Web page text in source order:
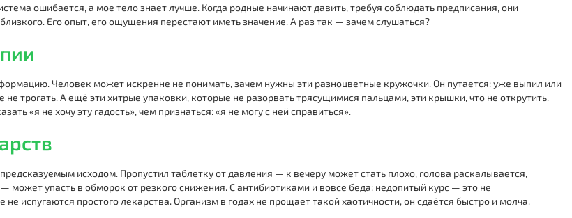
ошибается, а мое тело знает лучше. Когда родные начинают давить, требуя соблюдать предписания, они
Его опыт, его ощущения перестают иметь значение. А раз так — зачем слушаться?
Человек может искренне не понимать, зачем нужны эти разноцветные кружочки. Он путается: уже выпил или
трогать. А ещё эти хитрые упаковки, которые не разорвать трясущимися пальцами, эти крышки, что не открутить.
«я не хочу эту гадость», чем признаться: «я не могу с ней справиться».
исходом. Пропустил таблетку от давления — к вечеру может стать плохо, голова раскалывается,
может упасть в обморок от резкого снижения. С антибиотиками и вовсе беда: недопитый курс — это не
испугаются простого лекарства. Организм в годах не прощает такой хаотичности, он сдаётся быстро и молча.